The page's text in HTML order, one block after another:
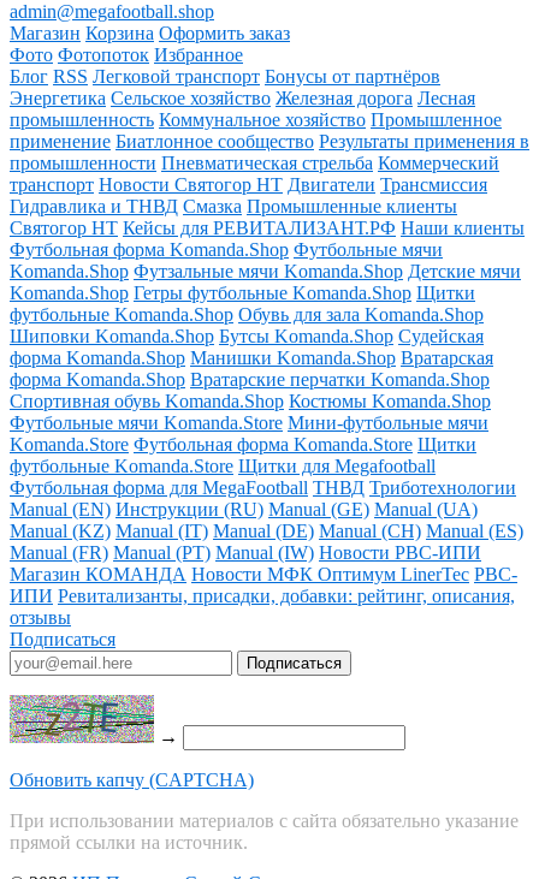
admin@megafootball.shop
Магазин Корзина Оформить заказ
Фото Фотопоток Избранное
Блог RSS Легковой транспорт Бонусы от партнёров
Энергетика Сельское хозяйство Железная дорога Лесная
промышленность Коммунальное хозяйство Промышленное
применение Биатлонное сообщество Результаты применения в
промышленности Пневматическая стрельба Коммерческий
транспорт Новости Святогор НТ Двигатели Трансмиссия
Гидравлика и ТНВД Смазка Промышленные клиенты
Святогор НТ Кейсы для РЕВИТАЛИЗАНТ.РФ Наши клиенты
Футбольная форма Komanda.Shop Футбольные мячи
Komanda.Shop Футзальные мячи Komanda.Shop Детские мячи
Komanda.Shop Гетры футбольные Komanda.Shop Щитки
футбольные Komanda.Shop Обувь для зала Komanda.Shop
Шиповки Komanda.Shop Бутсы Komanda.Shop Судейская
форма Komanda.Shop Манишки Komanda.Shop Вратарская
форма Komanda.Shop Вратарские перчатки Komanda.Shop
Спортивная обувь Komanda.Shop Костюмы Komanda.Shop
Футбольные мячи Komanda.Store Мини-футбольные мячи
Komanda.Store Футбольная форма Komanda.Store Щитки
футбольные Komanda.Store Щитки для Megafootball
Футбольная форма для MegaFootball ТНВД Триботехнологии
Manual (EN) Инструкции (RU) Manual (GE) Manual (UA)
Manual (KZ) Manual (IT) Manual (DE) Manual (CH) Manual (ES)
Manual (FR) Manual (PT) Manual (IW) Новости РВС-ИПИ
Магазин КОМАНДА Новости МФК Оптимум LinerTec РВС-
ИПИ Ревитализанты, присадки, добавки: рейтинг, описания,
отзывы
Подписаться
→
Обновить капчу (CAPTCHA)
При использовании материалов с сайта обязательно указание
прямой ссылки на источник.